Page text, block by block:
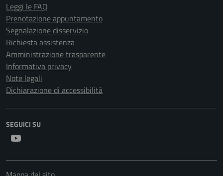
Leggi le FAQ
Prenotazione appuntamento
Segnalazione disservizio
Richiesta assistenza
Amministrazione trasparente
Informativa privacy
Note legali
Dichiarazione di accessibilità
SEGUICI SU